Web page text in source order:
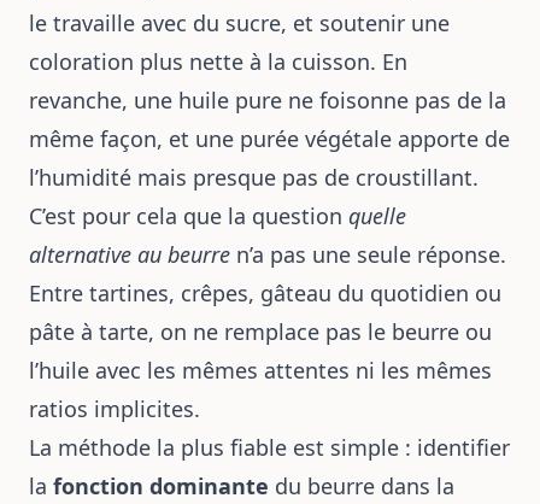
le travaille avec du sucre, et soutenir une
coloration plus nette à la cuisson. En
revanche, une huile pure ne foisonne pas de la
même façon, et une purée végétale apporte de
l’humidité mais presque pas de croustillant.
C’est pour cela que la question quelle
alternative au beurre n’a pas une seule réponse.
Entre tartines, crêpes, gâteau du quotidien ou
pâte à tarte, on ne remplace pas le beurre ou
l’huile avec les mêmes attentes ni les mêmes
ratios implicites.
La méthode la plus fiable est simple : identifier
la fonction dominante du beurre dans la